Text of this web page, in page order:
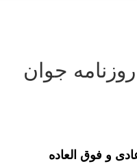
جوان
و فوق العاده